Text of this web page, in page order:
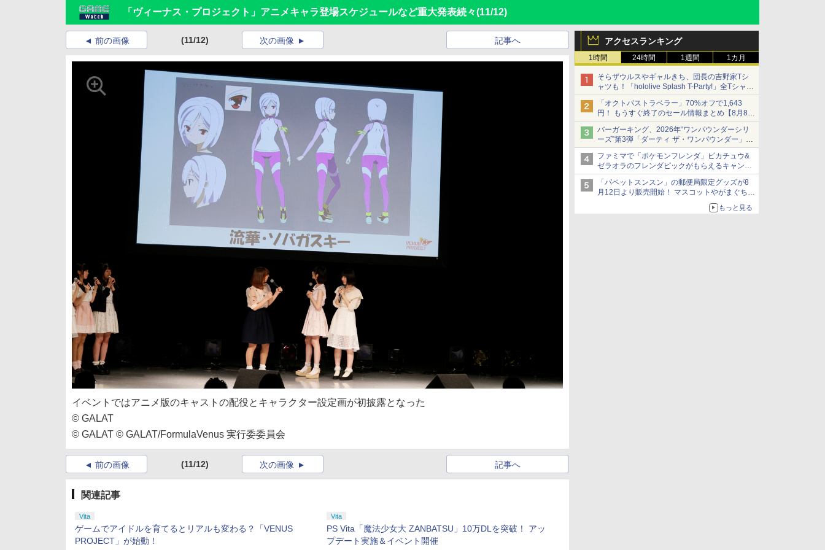
「ヴィーナス・プロジェクト」アニメキャラ登場スケジュールなど重大発表続々(11/12)
アクセスランキング
1時間 24時間 1週間 1カ月
そらザウルスやギャルきち、団長の吉野家Tシ
ャツも！「hololive Splash T-Party!」全Tシャツ
ラインナップ公開＆オンライン販売開始
「オクトパストラベラー」70%オフで1,643
円！ もうすぐ終了のセール情報まとめ【8月8日
更新】
ニンテンドーeショップでは「大神 絶景版」が
67%オフで990円
バーガーキング、2026年“ワンパウンダーシリ
ーズ”第3弾「ダーティ ザ・ワンパウンダー」を
8月7日発売
「特製ガーリックマヨソース」を使用した超大
型チーズバーガー
ファミマで「ポケモンフレンダ」ピカチュウ&
ゼラオラのフレンダピックがもらえるキャンペ
ーン開催！
「パペットスンスン」の郵便局限定グッズが8
月12日より販売開始！ マスコットやがまぐち、
もっと見る
前の画像 (11/12) 記事へ
次の画像
イベントではアニメ版のキャストの配役とキャラクター設定画が初披露となった
© GALAT
© GALAT © GALAT/FormulaVenus 実行委委員会
前の画像 (11/12) 記事へ
次の画像
関連記事
Vita
ゲームでアイドルを育てるとリアルも変わる？「VENUS
PROJECT」が始動！
Vita
PS Vita「魔法少女大 ZANBATSU」10万DLを突破！ アッ
プデート実施＆イベント開催